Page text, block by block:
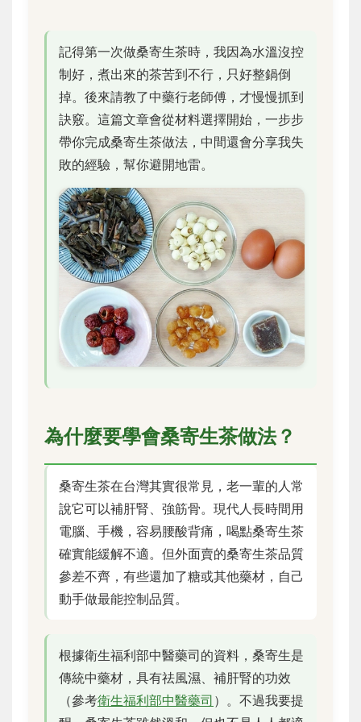
記得第一次做桑寄生茶時，我因為水溫沒控
制好，煮出來的茶苦到不行，只好整鍋倒
掉。後來請教了中藥行老師傅，才慢慢抓到
訣竅。這篇文章會從材料選擇開始，一步步
帶你完成桑寄生茶做法，中間還會分享我失
敗的經驗，幫你避開地雷。
為什麼要學會桑寄生茶做法？
桑寄生茶在台灣其實很常見，老一輩的人常
說它可以補肝腎、強筋骨。現代人長時間用
電腦、手機，容易腰酸背痛，喝點桑寄生茶
確實能緩解不適。但外面賣的桑寄生茶品質
參差不齊，有些還加了糖或其他藥材，自己
動手做最能控制品質。
根據衛生福利部中醫藥司的資料，桑寄生是
傳統中藥材，具有祛風濕、補肝腎的功效
（參考衛生福利部中醫藥司 ）。不過我要提